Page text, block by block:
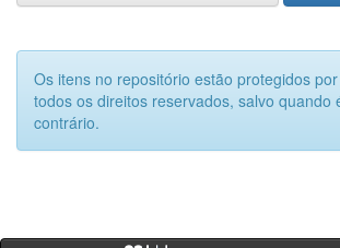
Os itens no repositório estão protegidos
todos os direitos reservados, salvo quando
contrário.